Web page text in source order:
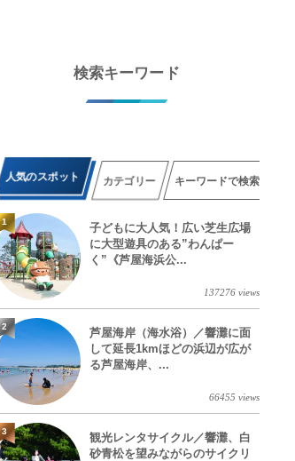
検索キーワード
人気のスポット カテゴリー キーワードで検索
子どもに大人気！広い芝生広場
に大型遊具のある”わんぱー
く”《芦屋海浜公...
137276 views
1
芦屋海岸（海水浴）／響灘に面
して延長1kmほどの浜辺が広が
る芦屋海岸、...
66455 views
2
観光レンタサイクル／響灘、白
砂青松を望みながらのサイクリ
3